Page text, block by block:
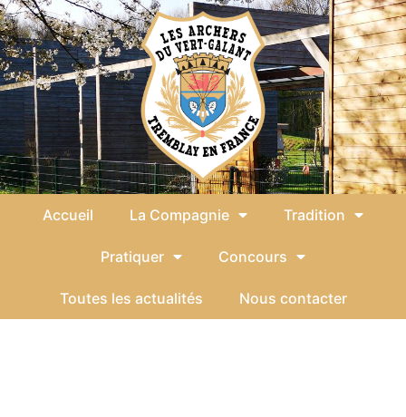
principal
Accueil La Compagnie Tradition
Pratiquer Concours
Toutes les actualités Nous contacter